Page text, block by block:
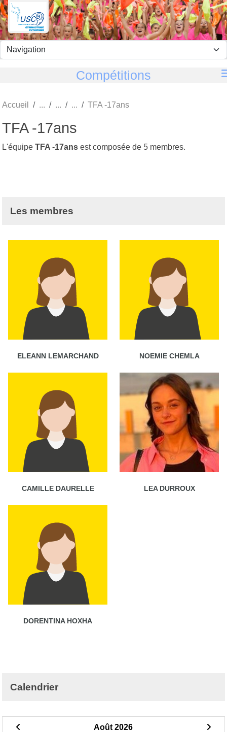
Compétitions
Accueil TFA -17ans
TFA -17ans
L'équipe TFA -17ans est composée de 5 membres.
Les membres
ELEANN LEMARCHAND NOEMIE CHEMLA
CAMILLE DAURELLE LEA DURROUX
DORENTINA HOXHA
Calendrier
Août 2026
Panneau de gestion des cookies